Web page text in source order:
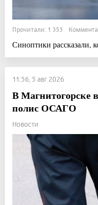
Прочитали: 1 353
Синоптики рассказали,
11:56, 5 авг 2026
В Магнитогорске
полис ОСАГО
Новости